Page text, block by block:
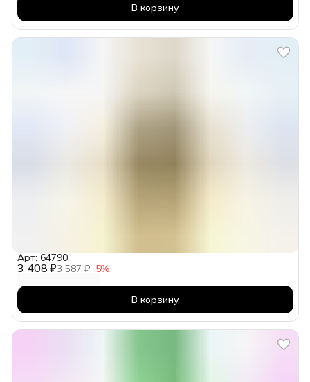
В корзину
3 408 ₽3 587 ₽−5%
Арт: 64790
В корзину